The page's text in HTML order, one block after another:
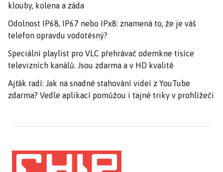
klouby, kolena a záda
Odolnost IP68, IP67 nebo IPx8: znamená to, že je váš
telefon opravdu vodotěsný?
Speciální playlist pro VLC přehrávač odemkne tisíce
televizních kanálů. Jsou zdarma a v HD kvalitě
Ajťák radí: Jak na snadné stahování videí z YouTube
zdarma? Vedle aplikací pomůžou i tajné triky v prohlížeči